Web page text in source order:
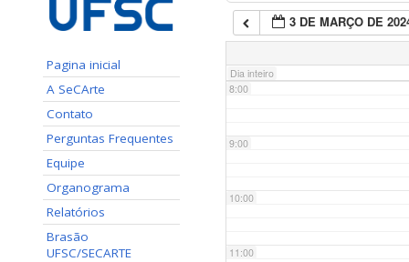
Pagina inicial
A SeCArte
Contato
Perguntas Frequentes
Equipe
Organograma
Relatórios
Brasão
UFSC/SECARTE
3 DE MARÇO DE
Dia inteiro
7:00
8:00
9:00
10:00
11:00